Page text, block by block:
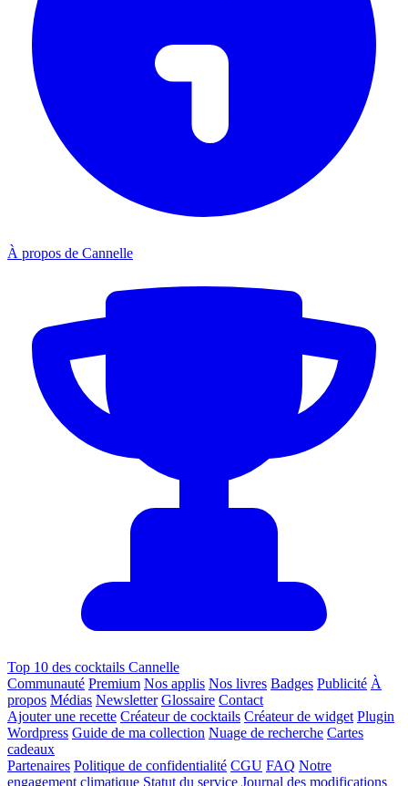
À propos de Cannelle
Top 10 des cocktails Cannelle
Communauté Premium Nos applis Nos livres Badges Publicité À
propos Médias Newsletter Glossaire Contact
Ajouter une recette Créateur de cocktails Créateur de widget Plugin
Wordpress Guide de ma collection Nuage de recherche Cartes
cadeaux
Partenaires Politique de confidentialité CGU FAQ Notre
engagement climatique Statut du service Journal des modifications